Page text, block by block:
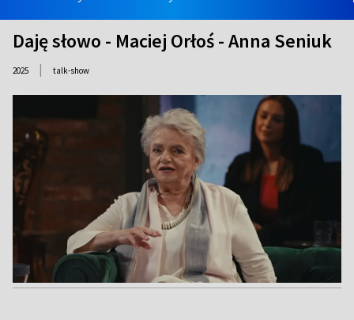
Daję słowo - Maciej Orłoś - Anna Seniuk
2025 | talk-show